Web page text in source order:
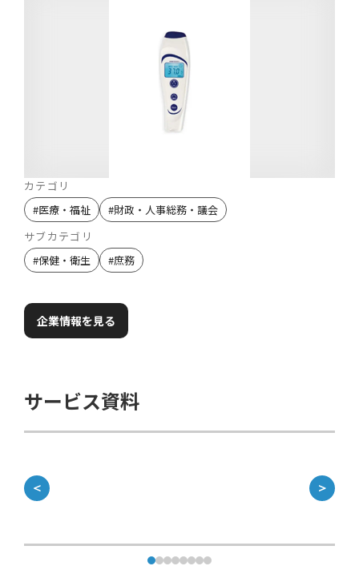
カテゴリ
#医療・福祉 #財政・人事総務・議会
サブカテゴリ
#保健・衛生 #庶務
企業情報を見る
サービス資料
＜ ＞